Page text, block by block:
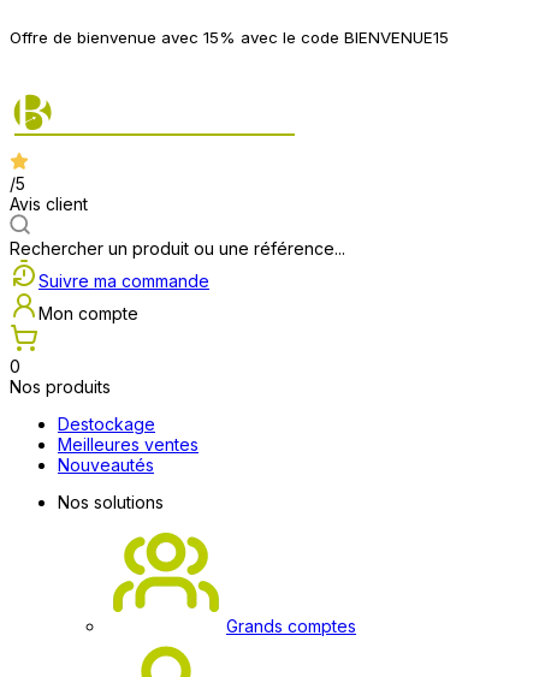
Offre de bienvenue avec 15% avec le code BIENVENUE15
/5
Avis client
Rechercher un produit ou une référence...
Suivre ma commande
Mon compte
0
Nos produits
Destockage
Meilleures ventes
Nouveautés
Nos solutions
Grands comptes